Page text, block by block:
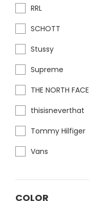
RRL
SCHOTT
Stussy
Supreme
THE NORTH FACE
thisisneverthat
Tommy Hilfiger
Vans
COLOR